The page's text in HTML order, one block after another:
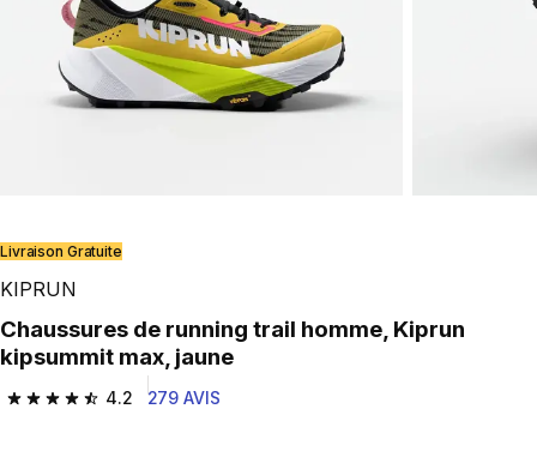
Livraison Gratuite
KIPRUN
Chaussures de running trail homme, Kiprun
kipsummit max, jaune
4.2
4.2 out of 5 stars from 279 reviews
279 AVIS